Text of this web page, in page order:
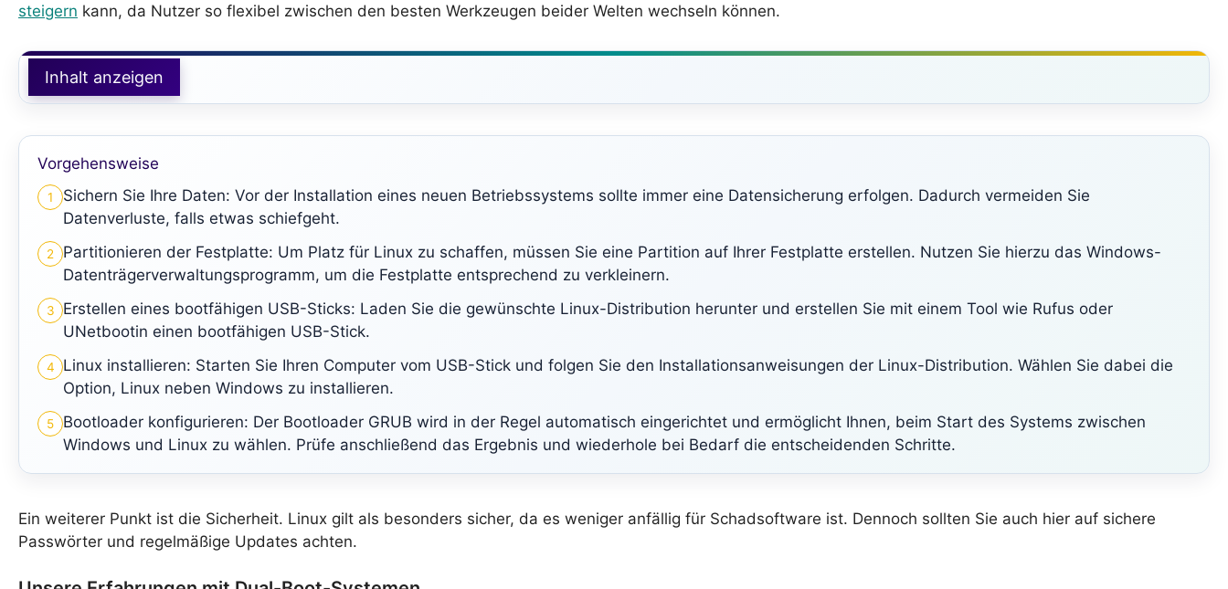
steigern kann, da Nutzer so flexibel zwischen den besten Werkzeugen beider Welten wechseln können.
Inhalt anzeigen
Vorgehensweise
1
Sichern Sie Ihre Daten: Vor der Installation eines neuen Betriebssystems sollte immer eine Datensicherung erfolgen. Dadurch vermeiden Sie
Datenverluste, falls etwas schiefgeht.
2
Partitionieren der Festplatte: Um Platz für Linux zu schaffen, müssen Sie eine Partition auf Ihrer Festplatte erstellen. Nutzen Sie hierzu das Windows-
Datenträgerverwaltungsprogramm, um die Festplatte entsprechend zu verkleinern.
3
Erstellen eines bootfähigen USB-Sticks: Laden Sie die gewünschte Linux-Distribution herunter und erstellen Sie mit einem Tool wie Rufus oder
UNetbootin einen bootfähigen USB-Stick.
4
Linux installieren: Starten Sie Ihren Computer vom USB-Stick und folgen Sie den Installationsanweisungen der Linux-Distribution. Wählen Sie dabei die
Option, Linux neben Windows zu installieren.
5
Bootloader konfigurieren: Der Bootloader GRUB wird in der Regel automatisch eingerichtet und ermöglicht Ihnen, beim Start des Systems zwischen
Windows und Linux zu wählen. Prüfe anschließend das Ergebnis und wiederhole bei Bedarf die entscheidenden Schritte.
Ein weiterer Punkt ist die Sicherheit. Linux gilt als besonders sicher, da es weniger anfällig für Schadsoftware ist. Dennoch sollten Sie auch hier auf sichere
Passwörter und regelmäßige Updates achten.